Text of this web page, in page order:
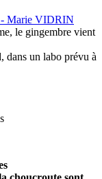
- Marie VIDRIN
le gingembre vient
dans un labo prévu à